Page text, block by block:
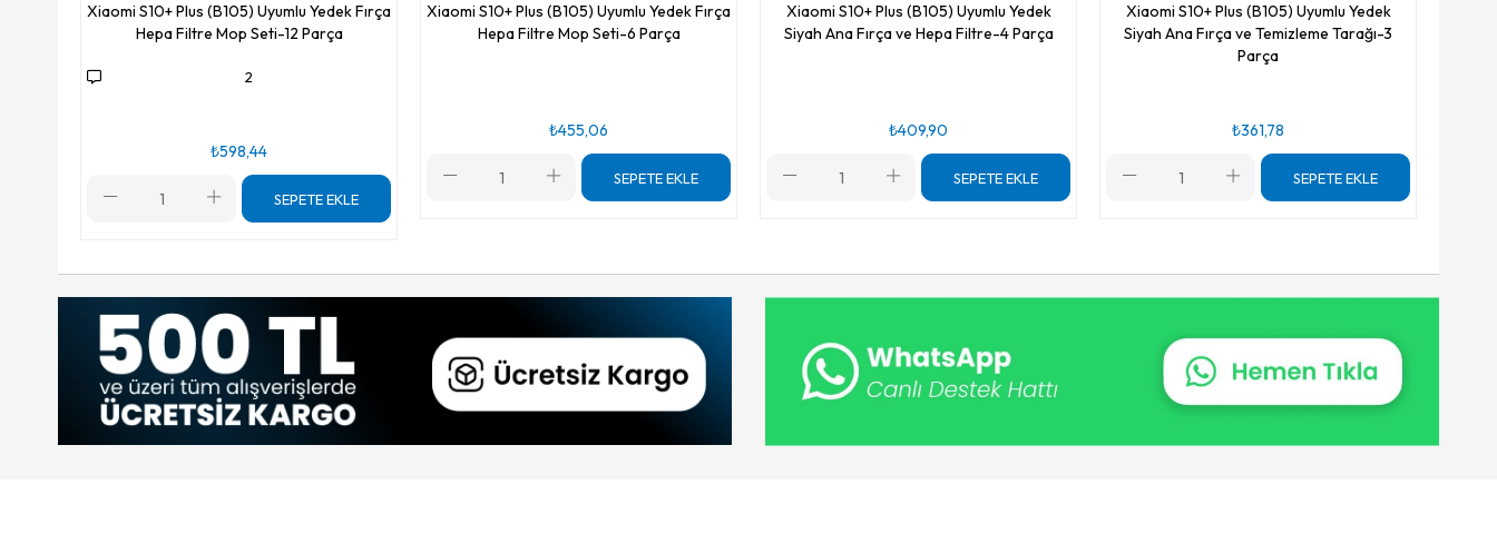
Xiaomi S10+ Plus (B105) Uyumlu Yedek Fırça
Hepa Filtre Mop Seti-12 Parça
2
₺598,44
SEPETE EKLE
Xiaomi S10+ Plus (B105) Uyumlu Yedek Fırça
Hepa Filtre Mop Seti-6 Parça
₺455,06
SEPETE EKLE
Xiaomi S10+ Plus (B105) Uyumlu Yedek
Siyah Ana Fırça ve Hepa Filtre-4 Parça
₺409,90
SEPETE EKLE
Xiaomi S10+ Plus (B105) Uyumlu Yedek
Siyah Ana Fırça ve Temizleme Tarağı-3
Parça
₺361,78
SEPETE EKLE